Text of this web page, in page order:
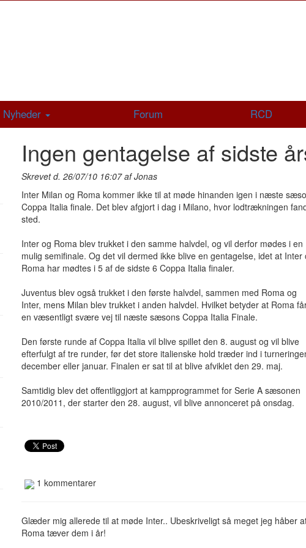
Nyheder Forum RCD
Ingen gentagelse af sidste
Skrevet d. 26/07/10 16:07 af Jonas
Inter Milan og Roma kommer ikke til at møde hinanden igen i næste
Coppa Italia finale. Det blev afgjort i dag i Milano, hvor lodtrækningen
sted.
Inter og Roma blev trukket i den samme halvdel, og vil derfor mødes i en
mulig semifinale. Og det vil dermed ikke blive en gentagelse, idet at Inter
Roma har mødtes i 5 af de sidste 6 Coppa Italia finaler.
Juventus blev også trukket i den første halvdel, sammen med Roma og
Inter, mens Milan blev trukket i anden halvdel. Hvilket betyder at Roma
en væsentligt svære vej til næste sæsons Coppa Italia Finale.
Den første runde af Coppa Italia vil blive spillet den 8. august og vil blive
efterfulgt af tre runder, før det store italienske hold træder ind i
december eller januar. Finalen er sat til at blive afviklet den 29. maj.
Samtidig blev det offentliggjort at kampprogrammet for Serie A sæsonen
2010/2011, der starter den 28. august, vil blive annonceret på onsdag.
1 kommentarer
Glæder mig allerede til at møde Inter.. Ubeskriveligt så meget jeg håber
Roma tæver dem i år!